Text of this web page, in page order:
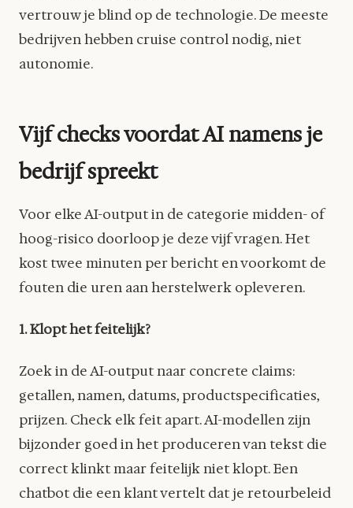
vertrouw je blind op de technologie. De meeste
bedrijven hebben cruise control nodig, niet
autonomie.
Vijf checks voordat AI namens je
bedrijf spreekt
Voor elke AI-output in de categorie midden- of
hoog-risico doorloop je deze vijf vragen. Het
kost twee minuten per bericht en voorkomt de
fouten die uren aan herstelwerk opleveren.
1. Klopt het feitelijk?
Zoek in de AI-output naar concrete claims:
getallen, namen, datums, productspecificaties,
prijzen. Check elk feit apart. AI-modellen zijn
bijzonder goed in het produceren van tekst die
correct klinkt maar feitelijk niet klopt. Een
chatbot die een klant vertelt dat je retourbeleid